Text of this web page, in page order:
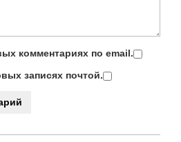
комментариях по email.
записях почтой.